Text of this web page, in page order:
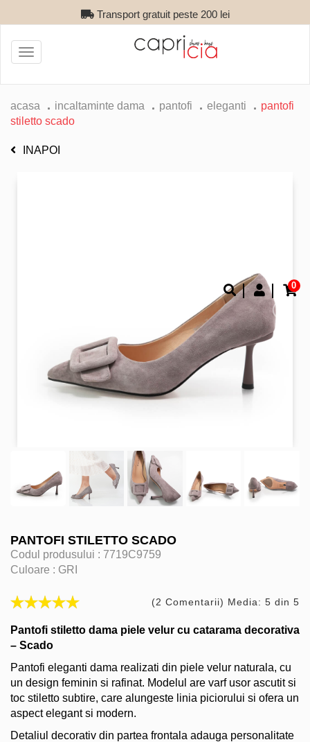
Transport gratuit peste 200 lei
0
Toggle
navigation
acasa incaltaminte dama pantofi eleganti
pantofi
stiletto scado
INAPOI
PANTOFI STILETTO SCADO
Codul produsului : 7719C9759
Culoare : GRI
(2 Comentarii) Media: 5 din 5
Pantofi stiletto dama piele velur cu catarama decorativa
– Scado
Pantofi eleganti dama realizati din piele velur naturala, cu
un design feminin si rafinat. Modelul are varf usor ascutit si
toc stiletto subtire, care alungeste linia piciorului si ofera un
aspect elegant si modern.
Detaliul decorativ din partea frontala adauga personalitate